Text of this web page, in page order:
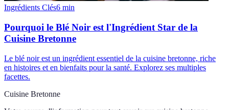
Ingrédients Clés6 min
Pourquoi le Blé Noir est l'Ingrédient Star de la
Cuisine Bretonne
Le blé noir est un ingrédient essentiel de la cuisine bretonne, riche
en histoires et en bienfaits pour la santé. Explorez ses multiples
facettes.
Cuisine Bretonne